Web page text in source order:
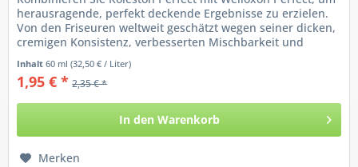
herausragende, perfekt deckende Ergebnisse zu erzielen.
Von den Friseuren weltweit geschätzt wegen seiner dicken,
cremigen Konsistenz, verbesserten Mischbarkeit und
Inhalt60 ml(32,50 € / Liter)
1,95 € * 2,35 € *
In den Warenkorb
Merken